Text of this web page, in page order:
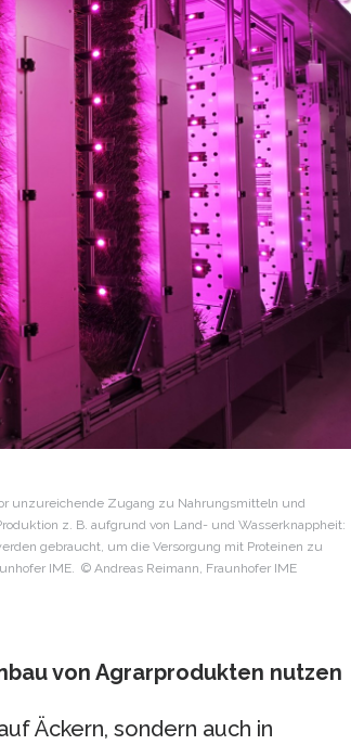
unzureichende Zugang zu Nahrungsmitteln und
z. B. aufgrund von Land- und Wasserknappheit:
gebraucht, um die Versorgung mit Proteinen zu
IME. © Andreas Reimann, Fraunhofer IME
von Agrarprodukten nutzen
Äckern, sondern auch in